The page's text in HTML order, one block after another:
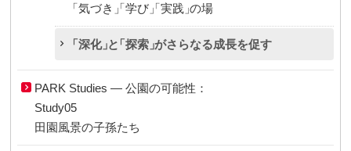
「気づき」「学び」「実践」の場
「深化」と「探索」がさらなる成長を促す
PARK Studies ― 公園の可能性：
Study05
田園風景の子孫たち